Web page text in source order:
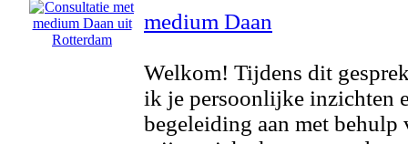
medium Daan
Welkom! Tijdens dit
ik je persoonlijke inzichten
begeleiding aan met behulp